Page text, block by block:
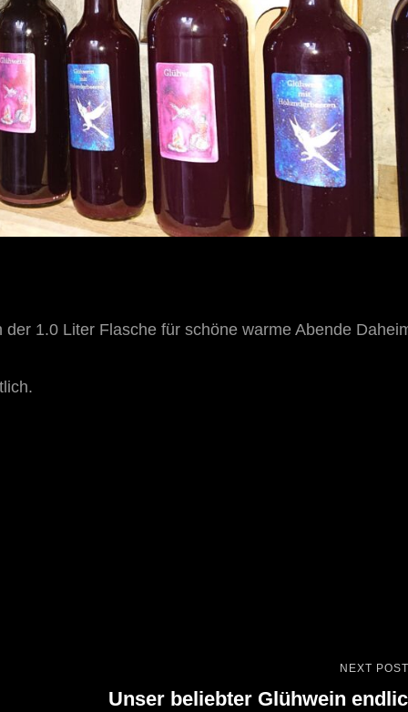
1.0 Liter Flasche für schöne warme Abende
NEXT POST
Unser beliebter Glühwein